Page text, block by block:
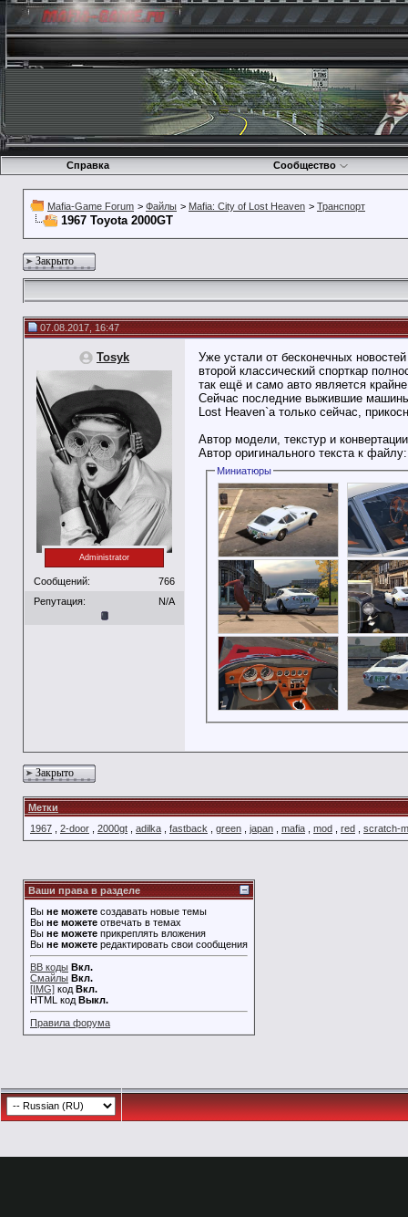
Справка Сообщество
Mafia-Game Forum > Файлы > Mafia: City of Lost Heaven > Транспорт
1967 Toyota 2000GT
Закрыто
07.08.2017, 16:47
Tosyk
Administrator
Сообщений:
766
Репутация:
N/A
Уже устали от бесконечных
второй классический спорткар
так ещё и само авто является
Сейчас последние выжившие машины
Lost Heaven`а только сейчас,
Автор модели, текстур и
Автор оригинального текста к
Миниатюры
Закрыто
Метки
1967
2-door 2000gt adilka fastback green japan mafia mod red scratch-
Ваши права в разделе
Вы не можете создавать новые темы
Вы не можете отвечать в темах
Вы не можете прикреплять вложения
Вы не можете редактировать свои сообщения
BB коды Вкл.
Смайлы Вкл.
[IMG] код Вкл.
HTML код Выкл.
Правила форума